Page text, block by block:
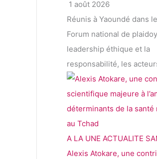
1 août 2026
Réunis à Yaoundé dans
Forum national de
leadership éthique et la
responsabilité, les
A LA UNE ACTUALITE
Alexis Atokare, une